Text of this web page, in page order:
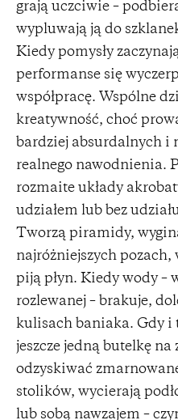
grają uczciwie –
wypluwają ją do
Kiedy pomysły
performanse się
współpracę. Wspólne
kreatywność, choć
bardziej absurdalnych i
realnego nawodnienia.
rozmaite układy
udziałem lub bez
Tworzą piramidy,
najróżniejszych pozach,
piją płyn. Kiedy wody –
rozlewanej – brakuje,
kulisach baniaka. Gdy i
jeszcze jedną butelkę na
odzyskiwać
stolików, wycierają
lub sobą nawzajem –